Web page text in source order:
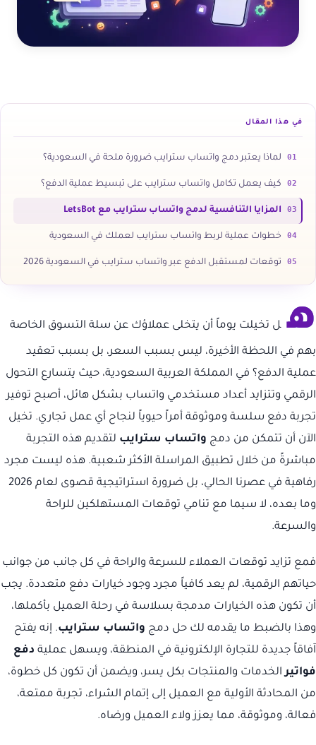
في هذا المقال
01 لماذا يعتبر دمج واتساب سترايب ضرورة ملحة في السعودية؟
02 كيف يعمل تكامل واتساب سترايب على تبسيط عملية الدفع؟
03 المزايا التنافسية لدمج واتساب سترايب مع LetsBot
04 خطوات عملية لربط واتساب سترايب لعملك في السعودية
05 توقعات لمستقبل الدفع عبر واتساب سترايب في السعودية 2026
ه ل تخيلت يوماً أن يتخلى عملاؤك عن سلة التسوق الخاصة
بهم في اللحظة الأخيرة، ليس بسبب السعر، بل بسبب تعقيد
عملية الدفع؟ في المملكة العربية السعودية، حيث يتسارع التحول
الرقمي وتتزايد أعداد مستخدمي واتساب بشكل هائل، أصبح توفير
تجربة دفع سلسة وموثوقة أمراً حيوياً لنجاح أي عمل تجاري. تخيل
الآن أن تتمكن من دمج واتساب سترايب لتقديم هذه التجربة
مباشرةً من خلال تطبيق المراسلة الأكثر شعبية. هذه ليست مجرد
رفاهية في عصرنا الحالي، بل ضرورة استراتيجية قصوى لعام 2026
وما بعده، لا سيما مع تنامي توقعات المستهلكين للراحة
والسرعة.
فمع تزايد توقعات العملاء للسرعة والراحة في كل جانب من جوانب
حياتهم الرقمية، لم يعد كافياً مجرد وجود خيارات دفع متعددة. يجب
أن تكون هذه الخيارات مدمجة بسلاسة في رحلة العميل بأكملها،
وهذا بالضبط ما يقدمه لك حل دمج واتساب سترايب. إنه يفتح
آفاقاً جديدة للتجارة الإلكترونية في المنطقة، ويسهل عملية دفع
فواتيرالخدمات والمنتجات بكل يسر، ويضمن أن تكون كل خطوة،
من المحادثة الأولية مع العميل إلى إتمام الشراء، تجربة ممتعة،
فعالة، وموثوقة، مما يعزز ولاء العميل ورضاه.